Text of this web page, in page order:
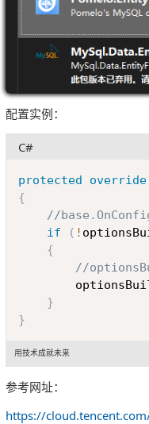
配置实例：
C#
protected override
{
//
if
( !
{
//
}
}
用技术成就未来
参考网址：
https://